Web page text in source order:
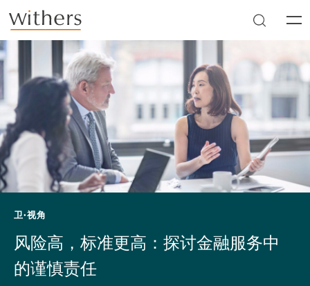
Skip to main content
卫·视角
风险高，标准更高：探讨金融服务中
的谨慎责任